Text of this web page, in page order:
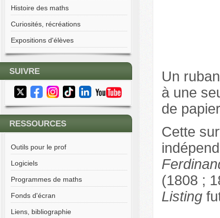
Histoire des maths
Curiosités, récréations
Expositions d'élèves
SUIVRE
RESSOURCES
Outils pour le prof
Logiciels
Programmes de maths
Fonds d'écran
Liens, bibliographie
Un
à une
de
Cette
(1808 ;
Listing